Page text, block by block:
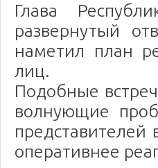
Глава
развернутый
наметил план
лиц.
Подобные
волнующие
представителей
оперативнее